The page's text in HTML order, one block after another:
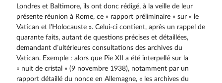
Londres et Baltimore, ils ont donc rédigé, à la veille de leur
présente réunion à Rome, ce « rapport préliminaire » sur « le
Vatican et l’Holocauste ». Celui-ci contient, après un rappel de
quarante faits, autant de questions précises et détaillées,
demandant d’ultérieures consultations des archives du
Vatican. Exemple : alors que Pie XII a été interpellé sur la
« nuit de cristal » (9 novembre 1938), notamment par un
rapport détaillé du nonce en Allemagne, « les archives du